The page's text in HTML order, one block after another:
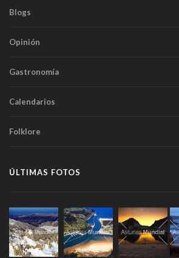
Blogs
Opinión
Gastronomía
Calendarios
Folklore
ÚLTIMAS FOTOS